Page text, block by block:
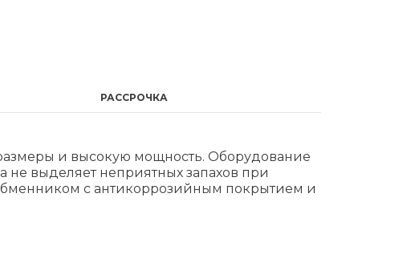
РАССРОЧКА
и высокую мощность. Оборудование
выделяет неприятных запахов при
с антикоррозийным покрытием и